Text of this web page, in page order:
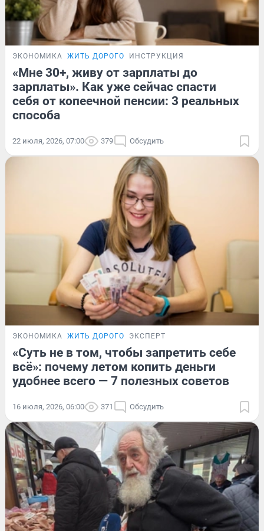
ЭКОНОМИКА ЖИТЬ ДОРОГО ИНСТРУКЦИЯ
«Мне 30+, живу от зарплаты до
зарплаты». Как уже сейчас спасти
себя от копеечной пенсии: 3 реальных
способа
22 июля, 2026, 07:00 379 Обсудить
ЭКОНОМИКА ЖИТЬ ДОРОГО ЭКСПЕРТ
«Суть не в том, чтобы запретить себе
всё»: почему летом копить деньги
удобнее всего — 7 полезных советов
16 июля, 2026, 06:00 371 Обсудить